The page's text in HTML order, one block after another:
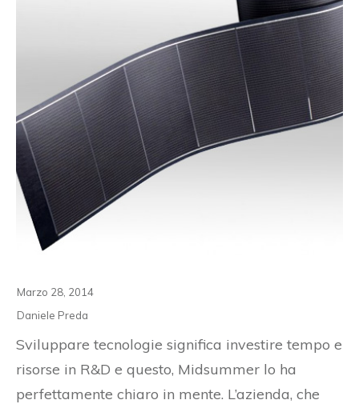
Marzo 28, 2014
Daniele Preda
Sviluppare tecnologie significa investire tempo e
risorse in R&D e questo, Midsummer lo ha
perfettamente chiaro in mente. L’azienda, che